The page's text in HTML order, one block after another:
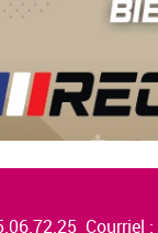
Courriel :